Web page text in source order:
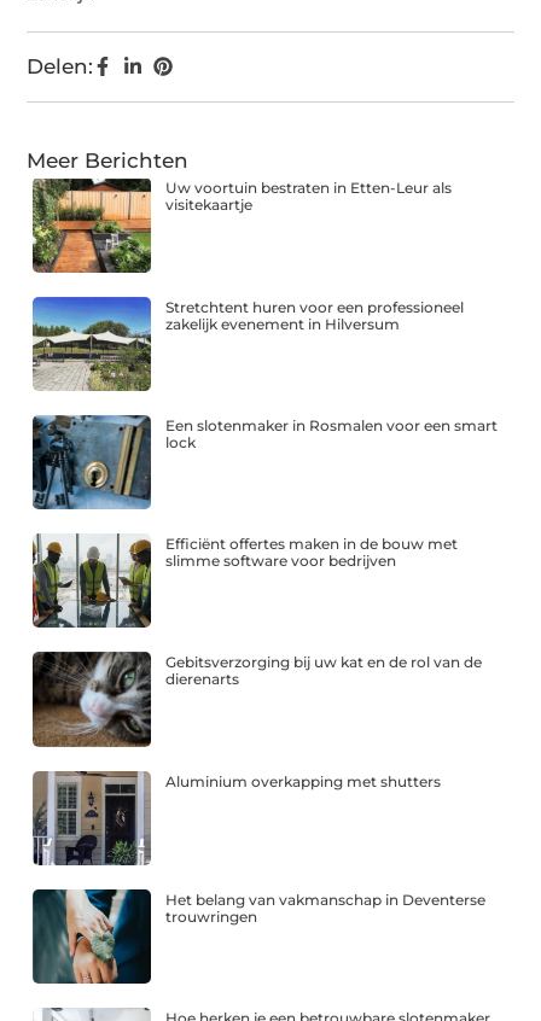
Delen:
Meer Berichten
Uw voortuin bestraten in Etten-Leur als
visitekaartje
Stretchtent huren voor een professioneel
zakelijk evenement in Hilversum
Een slotenmaker in Rosmalen voor een smart
lock
Efficiënt offertes maken in de bouw met
slimme software voor bedrijven
Gebitsverzorging bij uw kat en de rol van de
dierenarts
Aluminium overkapping met shutters
Het belang van vakmanschap in Deventerse
trouwringen